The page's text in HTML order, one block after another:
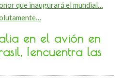
que inaugurará el mundial…
en el avión en
¡encuentra las